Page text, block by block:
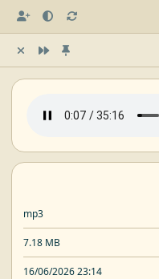
mp3
7.18 MB
16/06/2026 23:14